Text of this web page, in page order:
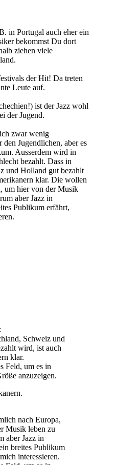
in Portugal auch eher ein
bekommst Du dort
ziehen viele
der Hit! Da treten
Leute auf.
ist der Jazz wohl
der Jugend.
zwar wenig
den Jugendlichen, aber es
Ausserdem wird in
bezahlt. Dass in
und Holland gut bezahlt
klar. Die wollen
um hier von der Musik
aber Jazz in
Publikum erfährt,
Schweiz und
wird, ist auch
klar.
Feld, um es in
anzuzeigen.
nach Europa,
Musik leben zu
aber Jazz in
breites Publikum
interessieren.